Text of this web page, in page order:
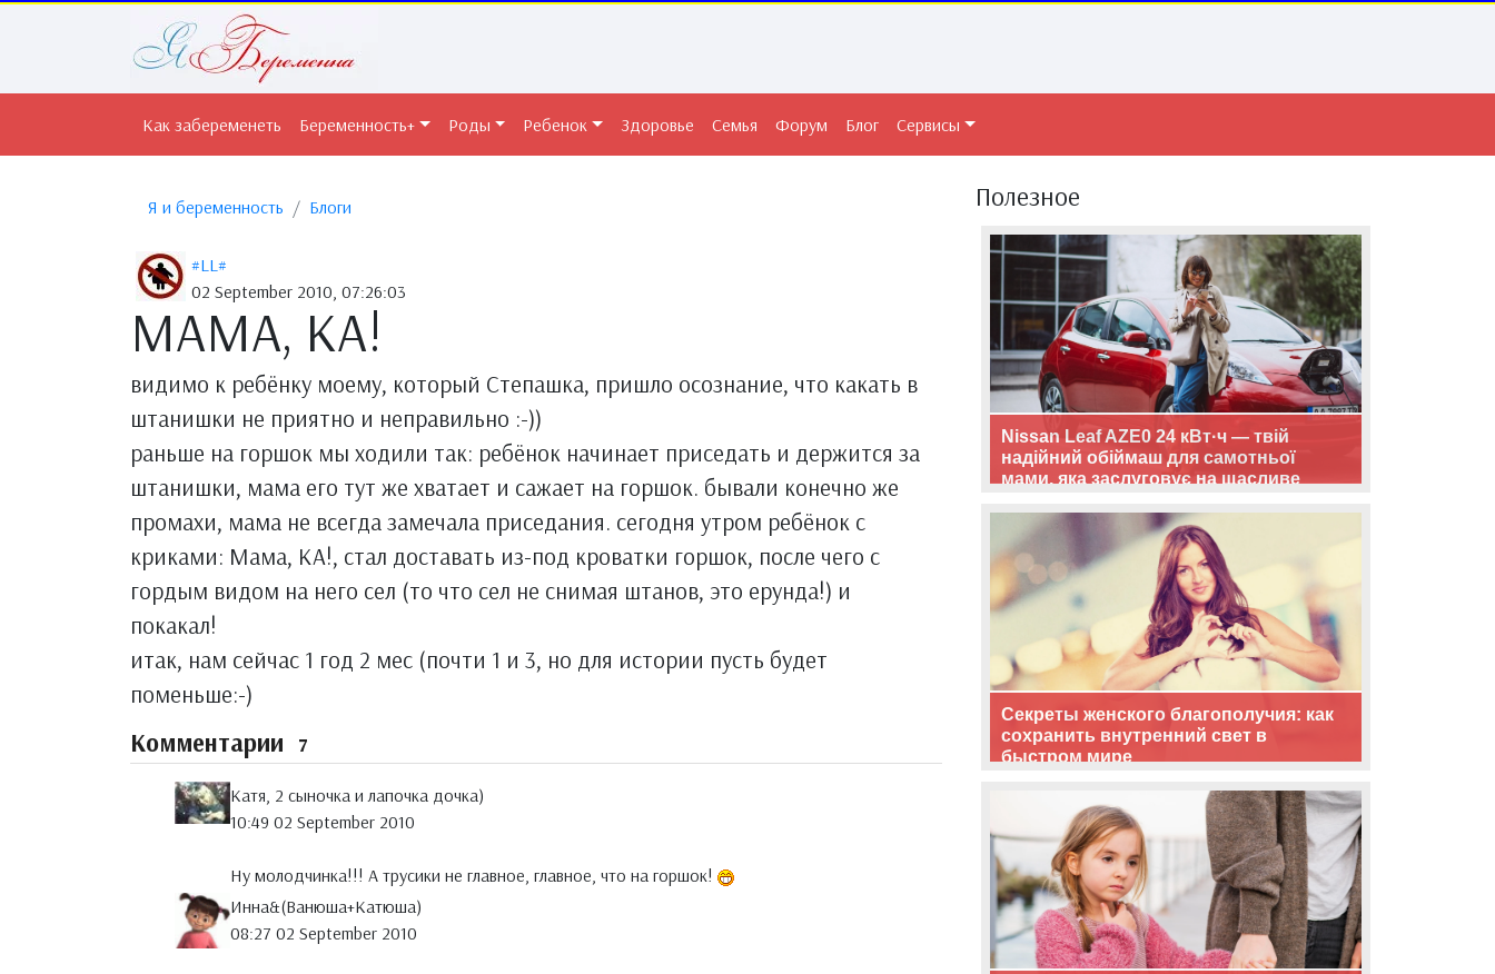
Как забеременеть Беременность+ Роды Ребенок Здоровье Семья Форум Блог Сервисы
Я и беременность Блоги
#LL#
02 September 2010, 07:26:03
МАМА, КА!
видимо к ребёнку моему, который Степашка, пришло осознание, что какать в
штанишки не приятно и неправильно :-))
раньше на горшок мы ходили так: ребёнок начинает приседать и держится за
штанишки, мама его тут же хватает и сажает на горшок. бывали конечно же
промахи, мама не всегда замечала приседания. сегодня утром ребёнок с
криками: Мама, КА!, стал доставать из-под кроватки горшок, после чего с
гордым видом на него сел (то что сел не снимая штанов, это ерунда!) и
покакал!
итак, нам сейчас 1 год 2 мес (почти 1 и 3, но для истории пусть будет
поменьше:-)
Комментарии 7
Катя, 2 сыночка и лапочка дочка)
10:49 02 September 2010
Ну молодчинка!!! А трусики не главное, главное, что на горшок!
Инна&(Ванюша+Катюша)
08:27 02 September 2010
Полезное
Nissan Leaf AZE0 24 кВт·ч — твій
надійний обіймаш для самотньої
мами, яка заслуговує на щасливе
Секреты женского благополучия: как
сохранить внутренний свет в
быстром мире